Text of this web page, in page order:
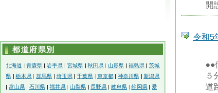
開
令和5
●●
５
道
都道府県別
北海道 青森県 岩手県 宮城県 秋田県 山形県 福島県
茨城
県
栃木県 群馬県 埼玉県 千葉県 東京都 神奈川県
新潟県
富山県 石川県 福井県 山梨県 長野県 岐阜県 静岡県
愛